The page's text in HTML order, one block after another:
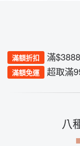
滿額折扣 滿
滿額免運 超取滿
八